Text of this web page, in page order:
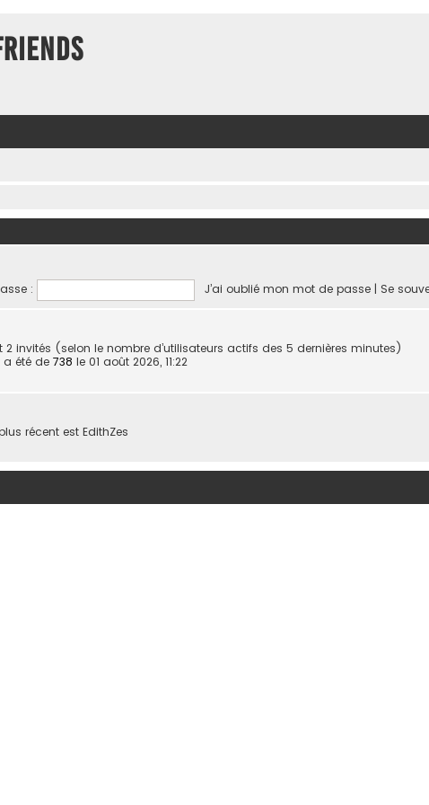
: J’ai oublié mon mot de passe | Se
2 invités (selon le nombre d’utilisateurs actifs des 5 dernières minutes)
a été de 738 le 01 août 2026, 11:22
récent est EdithZes